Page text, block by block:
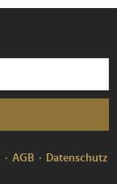
AGB
Datenschutz